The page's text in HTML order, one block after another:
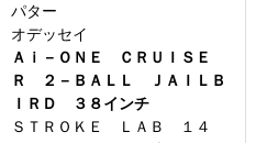
パター
オデッセイ
Ａｉ－ＯＮＥ ＣＲＵＩＳＥ
Ｒ ２－ＢＡＬＬ ＪＡＩＬＢ
ＩＲＤ ３８インチ
ＳＴＲＯＫＥ ＬＡＢ １４